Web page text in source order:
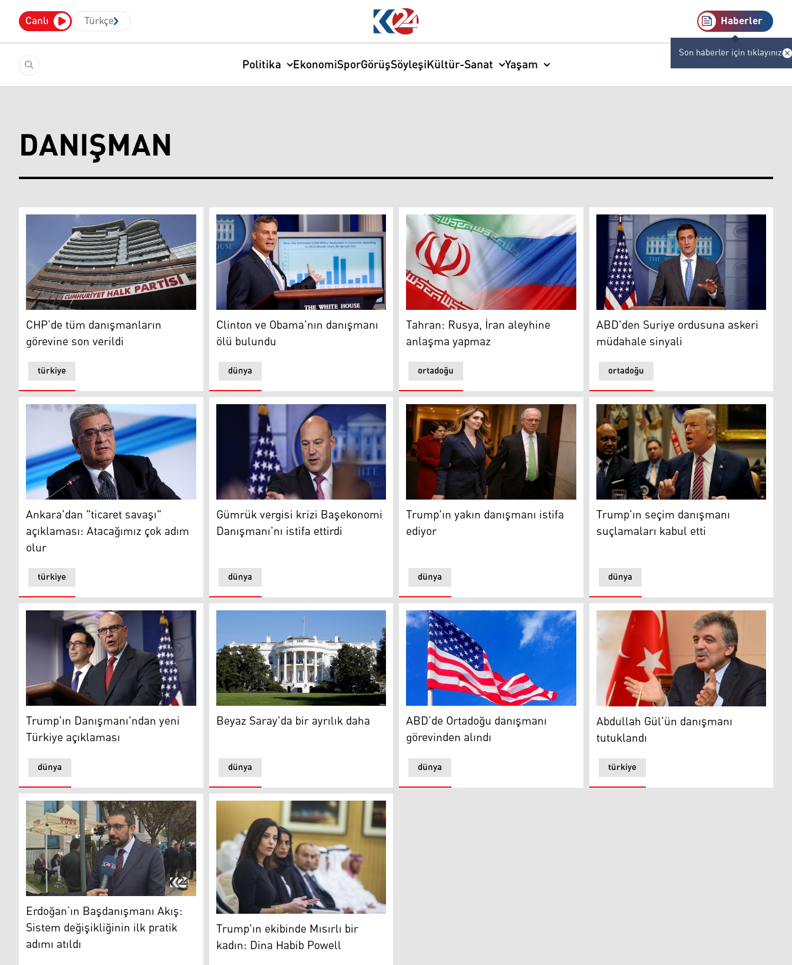
Canlı Türkçe Haberler
Son haberler için tıklayınız
Politika EkonomiSporGörüşSöyleşiKültür-Sanat Yaşam
DANIŞMAN
CHP’de tüm danışmanların görevine son verildi
türkiye
CHP’de tüm danışmanların
görevine son verildi
Clinton ve Obama'nın danışmanı ölü bulundu
dünya
Clinton ve Obama'nın danışmanı
ölü bulundu
Tahran: Rusya, İran aleyhine anlaşma yapmaz
ortadoğu
Tahran: Rusya, İran aleyhine
anlaşma yapmaz
ABD'den Suriye ordusuna askeri müdahale
ortadoğu
ABD'den Suriye ordusuna askeri
müdahale sinyali
Ankara'dan "ticaret savaşı" açıklaması: Atacağımız çok adım olur
türkiye
Ankara'dan "ticaret savaşı"
açıklaması: Atacağımız çok adım
olur
Gümrük vergisi krizi Başekonomi Danışmanı'nı istifa ettirdi
dünya
Gümrük vergisi krizi Başekonomi
Danışmanı'nı istifa ettirdi
Trump'ın yakın danışmanı istifa ediyor
dünya
Trump'ın yakın danışmanı istifa
ediyor
Trump'ın seçim danışmanı suçlamaları
dünya
Trump'ın seçim danışmanı
suçlamaları kabul etti
Trump'ın Danışmanı'ndan yeni Türkiye açıklaması
dünya
Trump'ın Danışmanı'ndan yeni
Türkiye açıklaması
Beyaz Saray'da bir ayrılık daha
dünya
Beyaz Saray'da bir ayrılık daha ABD’de Ortadoğu danışmanı görevinden alındı
dünya
ABD’de Ortadoğu danışmanı
görevinden alındı
Abdullah Gül'ün danışmanı tutuklandı
türkiye
Abdullah Gül'ün danışmanı
tutuklandı
Erdoğan’ın Başdanışmanı Akış: Sistem değişikliğinin ilk pratik adımı atıldı
Erdoğan’ın Başdanışmanı Akış:
Sistem değişikliğinin ilk pratik
adımı atıldı
Trump'ın ekibinde Mısırlı bir kadın: Dina Habib Powell
Trump'ın ekibinde Mısırlı bir
kadın: Dina Habib Powell